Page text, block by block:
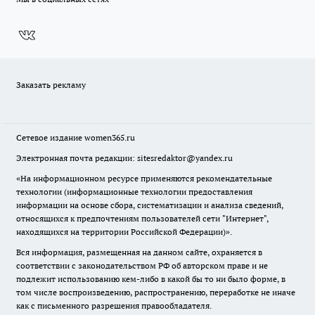
Заказать рекламу
Сетевое издание women365.ru
Электронная почта редакции: sitesredaktor@yandex.ru
«На информационном ресурсе применяются рекомендательные
технологии (информационные технологии предоставления
информации на основе сбора, систематизации и анализа сведений,
относящихся к предпочтениям пользователей сети "Интернет",
находящихся на территории Российской Федерации)».
Вся информация, размещенная на данном сайте, охраняется в
соответствии с законодательством РФ об авторском праве и не
подлежит использованию кем-либо в какой бы то ни было форме, в
том числе воспроизведению, распространению, переработке не иначе
как с письменного разрешения правообладателя.